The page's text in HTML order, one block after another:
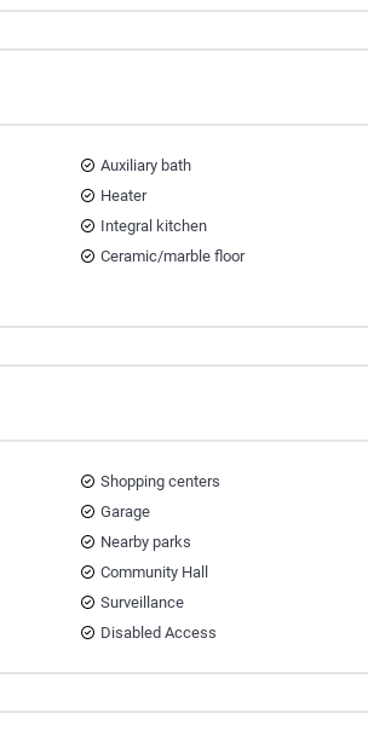
Auxiliary bath
Heater
Integral kitchen
Ceramic/marble floor
Shopping centers
Garage
Nearby parks
Community Hall
Surveillance
Disabled Access